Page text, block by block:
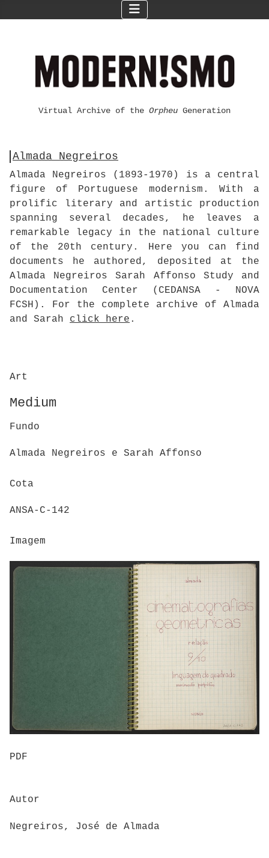
Virtual Archive of the Orpheu Generation
Almada Negreiros
Almada Negreiros (1893-1970) is a central
figure of Portuguese modernism. With a
prolific literary and artistic production
spanning several decades, he leaves a
remarkable legacy in the national culture
of the 20th century. Here you can find
documents he authored, deposited at the
Almada Negreiros Sarah Affonso Study and
Documentation Center (CEDANSA - NOVA
FCSH). For the complete archive of Almada
and Sarah click here .
Art
Medium
Fundo
Almada Negreiros e Sarah Affonso
Cota
ANSA-C-142
Imagem
PDF
Autor
Negreiros, José de Almada